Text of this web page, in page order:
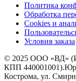
Политика
Обработка
Cookies и
Условия заказа
© 2025 ООО «ВД»
КПП 440001001).Юр.
Кострома, ул.